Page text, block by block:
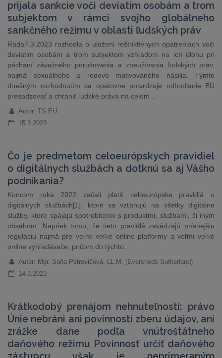
prijala sankcie voči deviatim osobám a trom
subjektom v rámci svojho globálneho
sankčného režimu v oblasti ľudských práv
Rada7.3.2023 rozhodla o uložení reštriktívnych opatreniach voči
deviatim osobám a trom subjektom vzhľadom na ich úlohu pri
páchaní závažného porušovania a zneužívania ľudských práv,
najmä sexuálneho a rodovo motivovaného násilia. Týmto
dnešným rozhodnutím sa opätovne potvrdzuje odhodlanie EÚ
presadzovať a chrániť ľudské práva na celom…
Autor: TS EU
15.3.2023
Čo je predmetom celoeurópskych pravidiel
o digitálnych službách a dotknú sa aj Vášho
podnikania?
Koncom roka 2022 začali platiť celoeurópske pravidlá o
digitálnych službách[1], ktoré sa vzťahujú na všetky digitálne
služby, ktoré spájajú spotrebiteľov s produktmi, službami, či iným
obsahom. Napriek tomu, že tieto pravidlá zavádzajú prísnejšiu
reguláciu najmä pre veľmi veľké online platformy a veľmi veľké
online vyhľadávače, pričom do týchto…
Autor: Mgr. Soňa Petrovičová, LL.M. (Eversheds Sutherland)
14.3.2023
Krátkodobý prenájom nehnuteľností: právo
Únie nebráni ani povinnosti zberu údajov, ani
zrážke dane podľa vnútroštátneho
daňového režimu Povinnosť určiť daňového